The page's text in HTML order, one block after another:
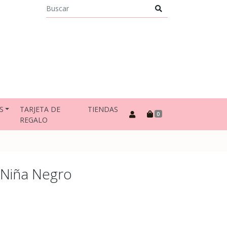
TARJETA DE
REGALO
TIENDAS 0
Negro